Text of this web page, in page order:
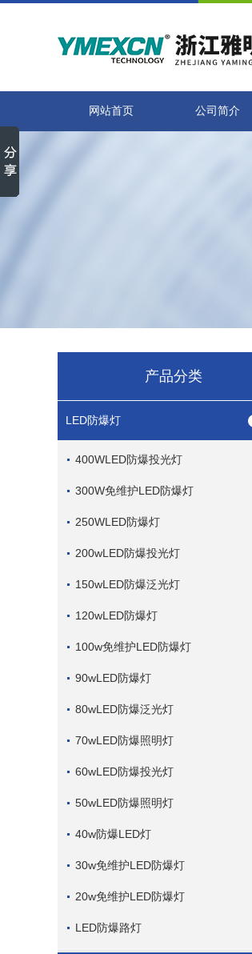
网站首页 公司简介
产品分类
LED防爆灯
400WLED防爆投光灯
300W免维护LED防爆灯
250WLED防爆灯
200wLED防爆投光灯
150wLED防爆泛光灯
120wLED防爆灯
100w免维护LED防爆灯
90wLED防爆灯
80wLED防爆泛光灯
70wLED防爆照明灯
60wLED防爆投光灯
50wLED防爆照明灯
40w防爆LED灯
30w免维护LED防爆灯
20w免维护LED防爆灯
LED防爆路灯